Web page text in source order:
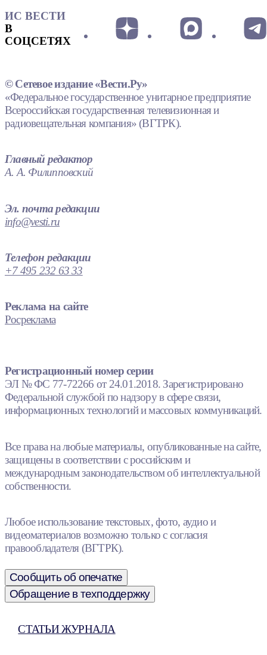
ИС ВЕСТИ
В
СОЦСЕТЯХ
© Сетевое издание «Вести.Ру»
«Федеральное государственное унитарное предприятие
Всероссийская государственная телевизионная и
радиовещательная компания» (ВГТРК).
Главный редактор
А. А. Филипповский
Эл. почта редакции
info@vesti.ru
Телефон редакции
+7 495 232 63 33
Реклама на сайте
Росреклама
Регистрационный номер серии
ЭЛ № ФС 77-72266 от 24.01.2018. Зарегистрировано
Федеральной службой по надзору в сфере связи,
информационных технологий и массовых коммуникаций.
Все права на любые материалы, опубликованные на сайте,
защищены в соответствии с российским и
международным законодательством об интеллектуальной
собственности.
Любое использование текстовых, фото, аудио и
видеоматериалов возможно только с согласия
правообладателя (ВГТРК).
Сообщить об опечатке
Обращение в техподдержку
СТАТЬИ ЖУРНАЛА